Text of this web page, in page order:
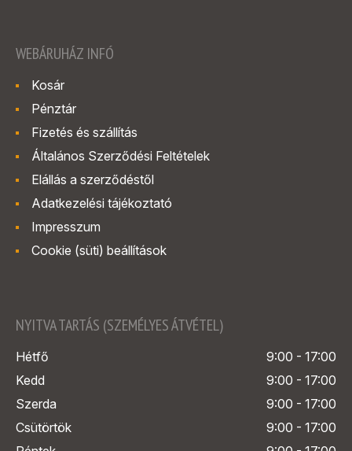
WEBÁRUHÁZ INFÓ
Kosár
Pénztár
Fizetés és szállítás
Általános Szerződési Feltételek
Elállás a szerződéstől
Adatkezelési tájékoztató
Impresszum
Cookie (süti) beállítások
NYITVA TARTÁS (SZEMÉLYES ÁTVÉTEL)
Hétfő
9:00 - 17:00
Kedd
9:00 - 17:00
Szerda
9:00 - 17:00
Csütörtök
9:00 - 17:00